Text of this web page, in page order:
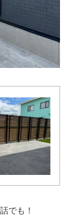
でも！